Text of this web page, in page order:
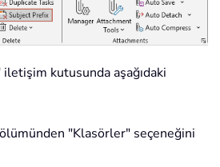
kutusunda aşağıdaki
"Klasörler" seçeneğini